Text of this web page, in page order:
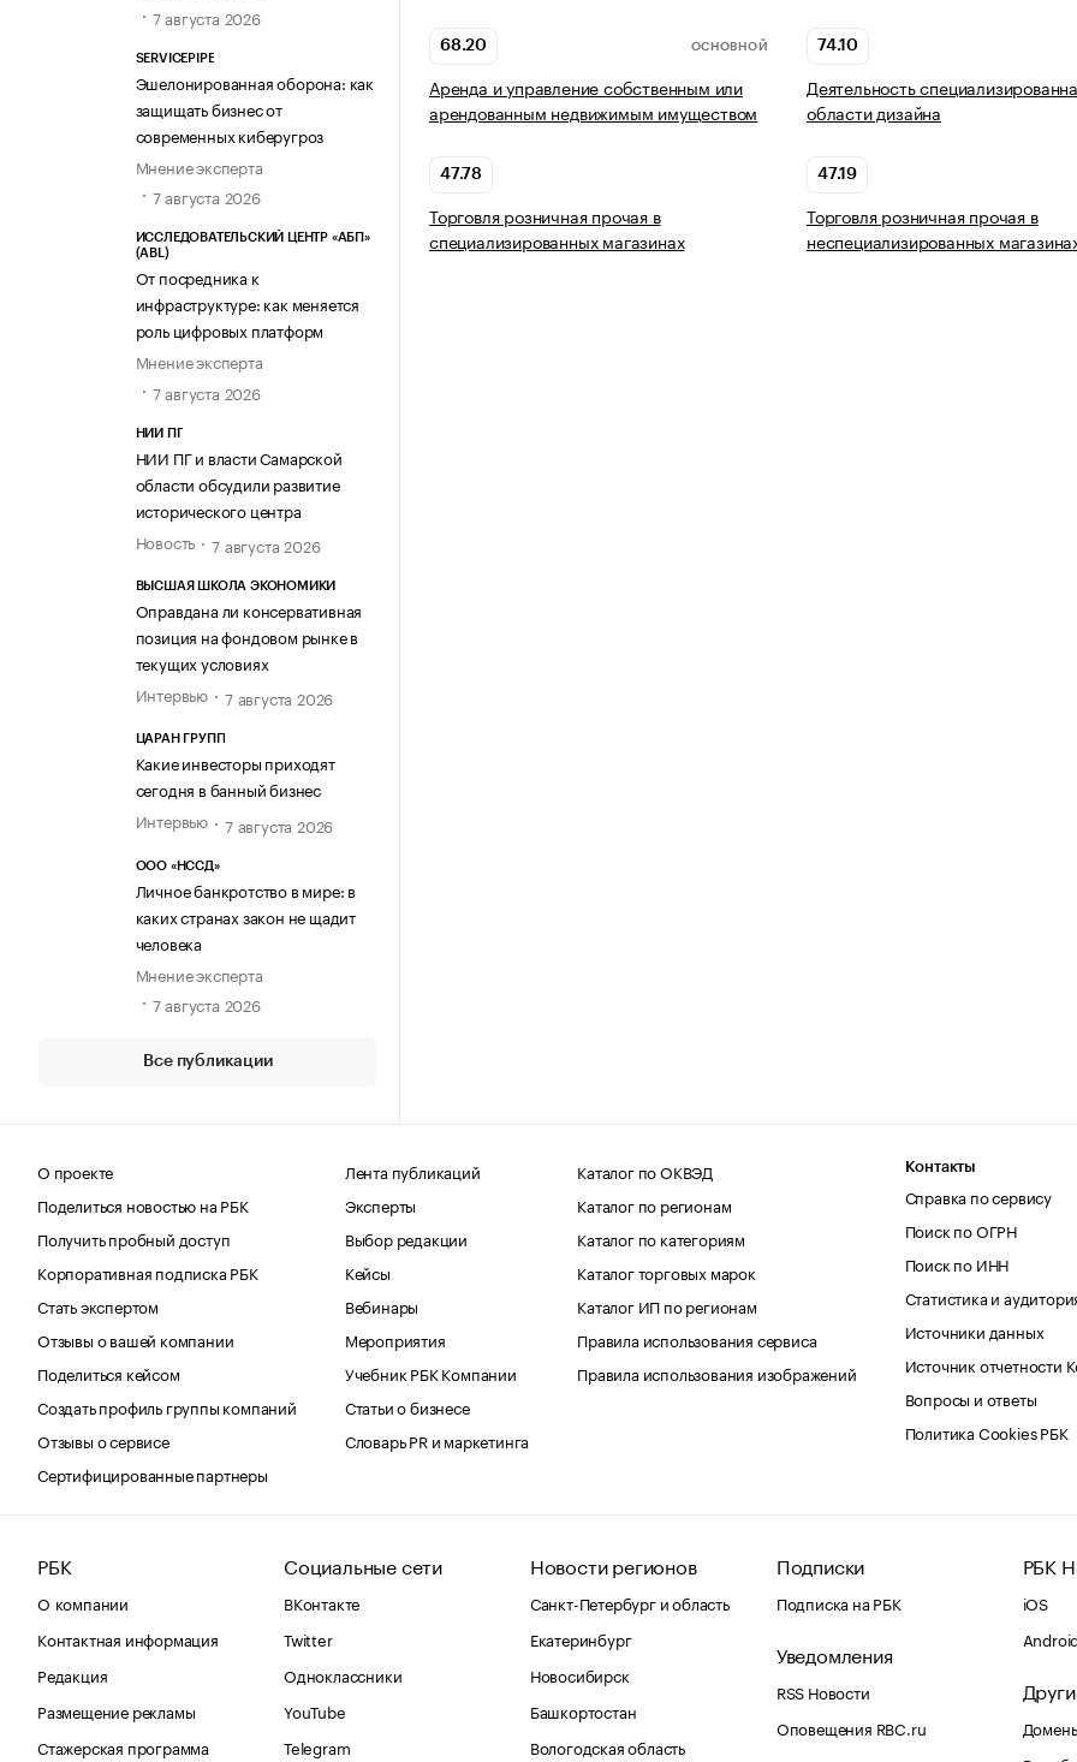
7 августа 2026
SERVICEPIPE
Эшелонированная оборона: как
защищать бизнес от
современных киберугроз
Мнение эксперта
7 августа 2026
ИССЛЕДОВАТЕЛЬСКИЙ ЦЕНТР «АБП»
(ABL)
От посредника к
инфраструктуре: как меняется
роль цифровых платформ
Мнение эксперта
7 августа 2026
НИИ ПГ
НИИ ПГ и власти Самарской
области обсудили развитие
исторического центра
Новость
7 августа 2026
ВЫСШАЯ ШКОЛА ЭКОНОМИКИ
Оправдана ли консервативная
позиция на фондовом рынке в
текущих условиях
Интервью
7 августа 2026
ЦАРАН ГРУПП
Какие инвесторы приходят
сегодня в банный бизнес
Интервью
7 августа 2026
ООО «НССД»
Личное банкротство в мире: в
каких странах закон не щадит
человека
Мнение эксперта
7 августа 2026
Все публикации
68.20 ОСНОВНОЙ
Аренда и управление собственным или
арендованным недвижимым имуществом
74.10
Деятельность
области дизайна
47.78
Торговля розничная прочая в
специализированных магазинах
47.19
Торговля розничная прочая в
неспециализированных
О проекте
Поделиться новостью на РБК
Получить пробный доступ
Корпоративная подписка РБК
Стать экспертом
Отзывы о вашей компании
Поделиться кейсом
Создать профиль группы компаний
Отзывы о сервисе
Сертифицированные партнеры
Лента публикаций
Эксперты
Выбор редакции
Кейсы
Вебинары
Мероприятия
Учебник РБК Компании
Статьи о бизнесе
Словарь PR и маркетинга
Каталог по ОКВЭД
Каталог по регионам
Каталог по категориям
Каталог торговых марок
Каталог ИП по регионам
Правила использования сервиса
Правила использования изображений
Контакты
Справка по сервису
Поиск по ОГРН
Поиск по ИНН
Статистика и
Источники данных
Источник отчетности
Вопросы и ответы
Политика Cookies РБК
РБК
О компании
Контактная информация
Редакция
Размещение рекламы
Стажерская программа
Социальные сети
ВКонтакте
Twitter
Одноклассники
YouTube
Telegram
Новости регионов
Санкт-Петербург и область
Екатеринбург
Новосибирск
Башкортостан
Вологодская область
Подписки
Подписка на РБК
Уведомления
RSS Новости
Оповещения RBC.ru
РБК
iOS